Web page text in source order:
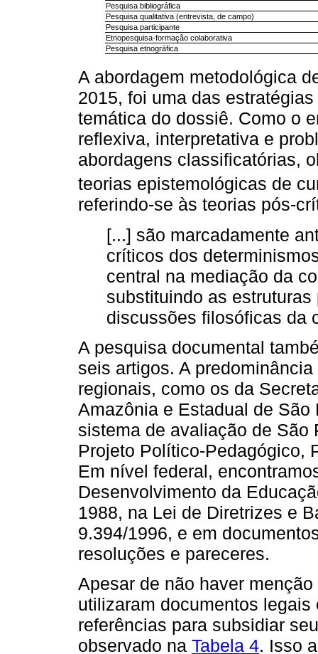
Pesquisa bibliográfica
Pesquisa qualitativa (entrevista, de campo)
Pesquisa participante
Etnopesquisa-formação colaborativa
Pesquisa etnográfica
A abordagem metodológica
2015, foi uma das
temática do dossiê. Como o
reflexiva, interpretativa e
abordagens classificatórias,
teorias epistemológicas de
referindo-se às teorias pós-
[...] são marcadamente
críticos dos
central na mediação da
substituindo as
discussões filosóficas da
A pesquisa documental
seis artigos. A
regionais, como os da
Amazônia e Estadual de
sistema de avaliação de São
Projeto Político-Pedagógico,
Em nível federal,
Desenvolvimento da
1988, na Lei de Diretrizes e
9.394/1996, e em
resoluções e pareceres.
Apesar de não haver
utilizaram documentos
referências para subsidiar
observado na Tabela 4. Isso